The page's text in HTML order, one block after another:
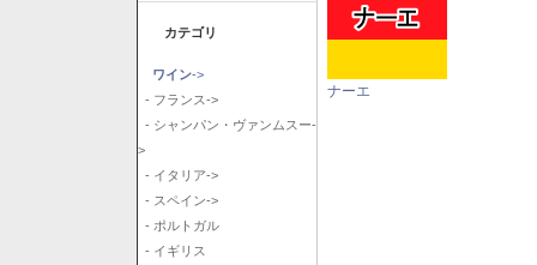
カテゴリ
ワイン->
- フランス->
- シャンパン・ヴァンムスー-
>
- イタリア->
- スペイン->
- ポルトガル
- イギリス
ナーエ